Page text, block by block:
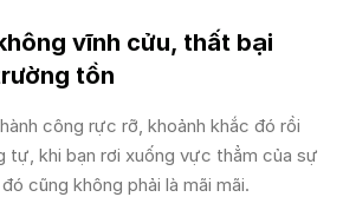
vĩnh cửu, thất bại
tồn
công rực rỡ, khoảnh khắc đó rồi
tự, khi bạn rơi xuống vực thẳm của sự
cũng không phải là mãi mãi.